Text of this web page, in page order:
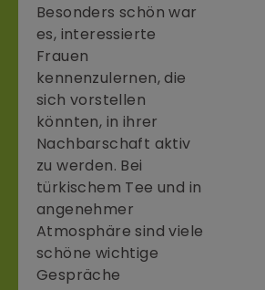
Besonders schön war
es, interessierte
Frauen
kennenzulernen, die
sich vorstellen
könnten, in ihrer
Nachbarschaft aktiv
zu werden. Bei
türkischem Tee und in
angenehmer
Atmosphäre sind viele
schöne wichtige
Gespräche